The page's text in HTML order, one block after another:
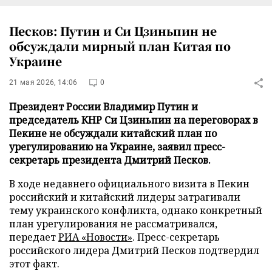
Песков: Путин и Си Цзиньпин не
обсуждали мирный план Китая по
Украине
21 мая 2026, 14:06 0
Президент России Владимир Путин и
председатель КНР Си Цзиньпин на переговорах в
Пекине не обсуждали китайский план по
урегулированию на Украине, заявил пресс-
секретарь президента Дмитрий Песков.
В ходе недавнего официального визита в Пекин
российский и китайский лидеры затрагивали
тему украинского конфликта, однако конкретный
план урегулирования не рассматривался,
передаетРИА «Новости». Пресс-секретарь
российского лидера Дмитрий Песков подтвердил
этот факт.